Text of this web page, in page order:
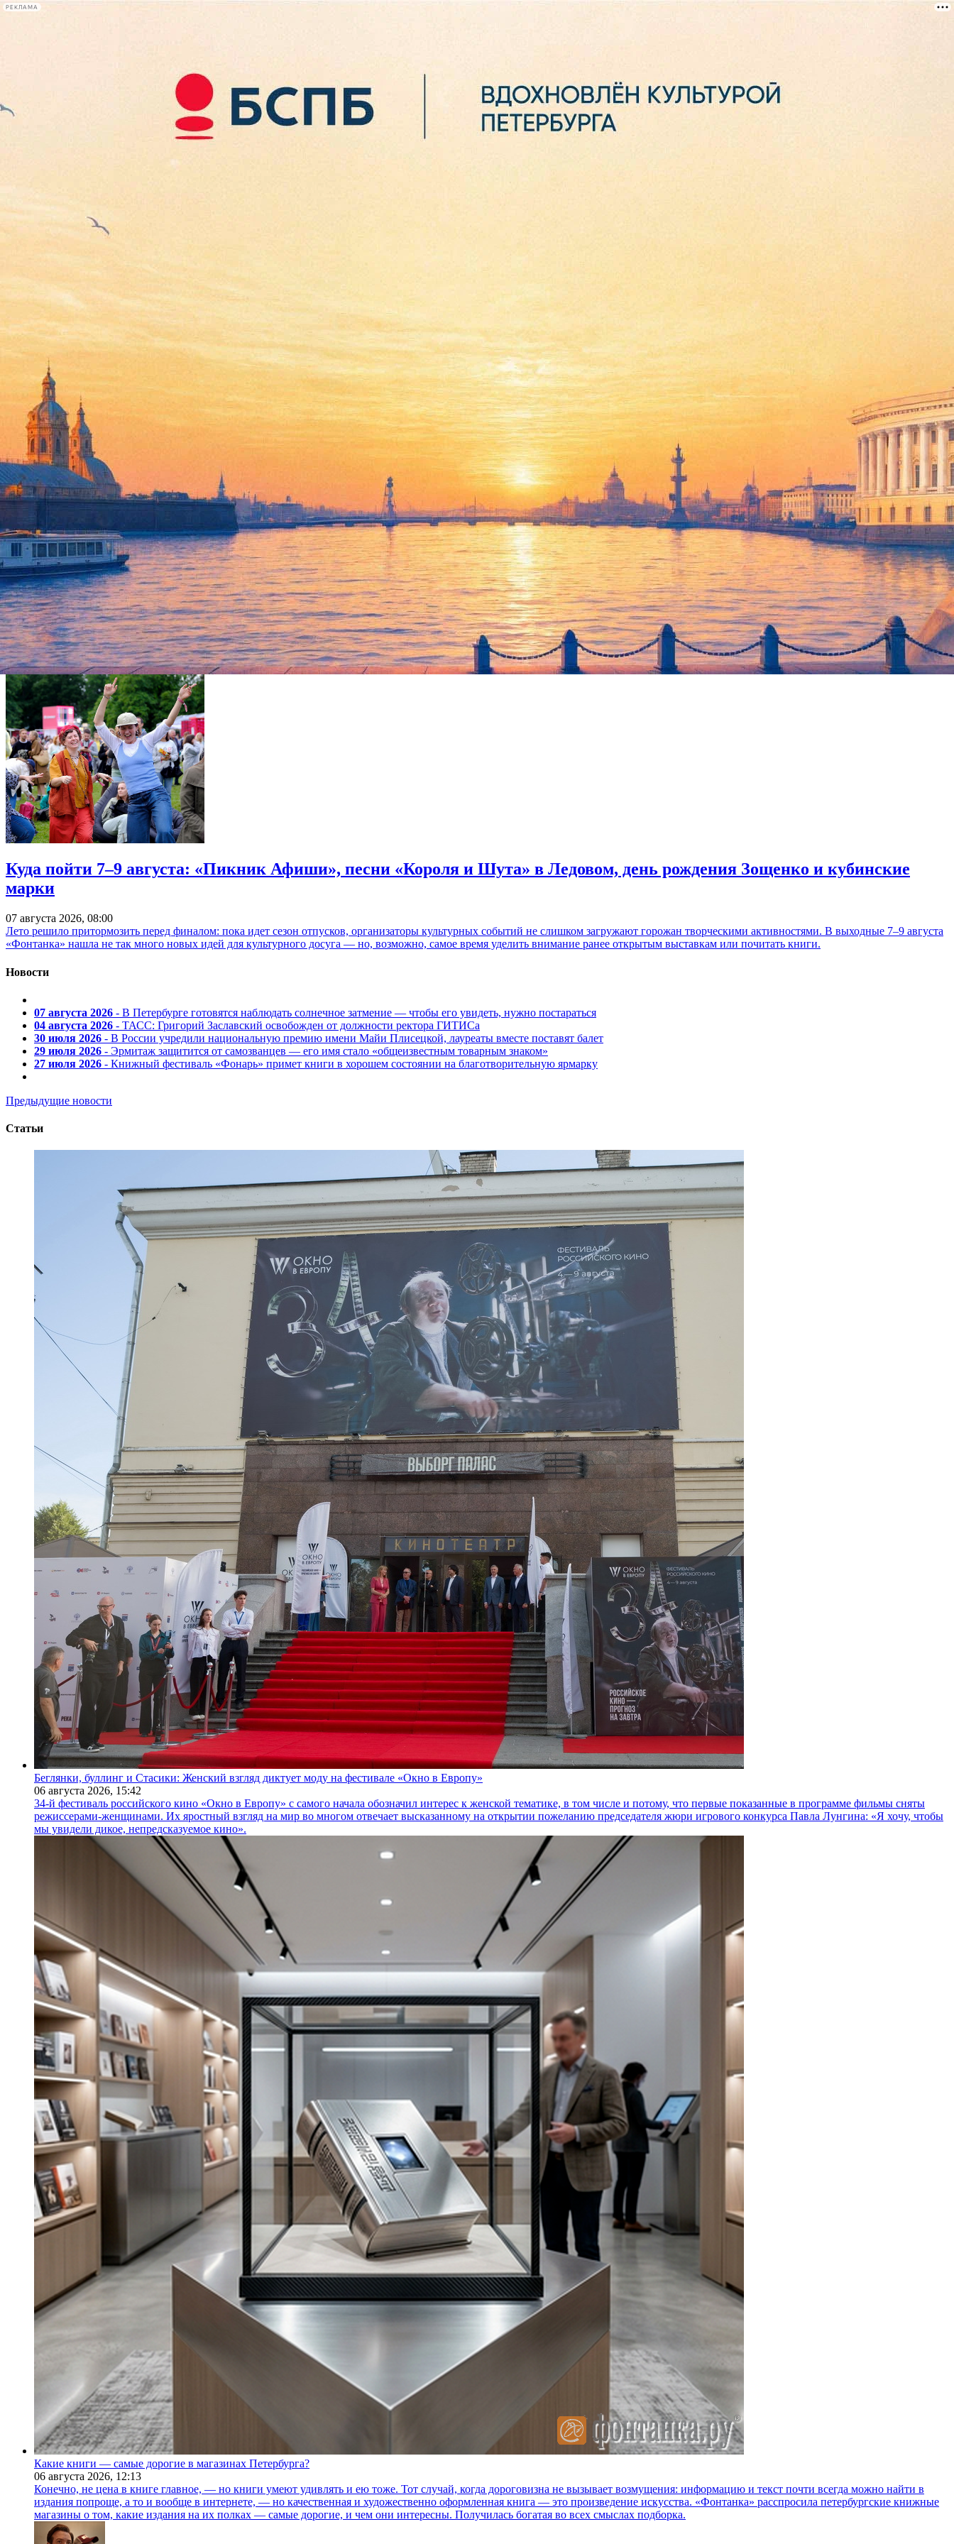
РЕКЛАМА
лекции
книги
Хабенский обсудил «Собибор» с Папой Римским
19 декабря 2018,
Актер и режиссер Константин Хабенский встретился с Папой Римским, передал ему диск с фильмом «Собибор» и получил благословение, сообщают российские СМИ со ссылкой на пресс-
службу кинопроекта. Уточняется, что встреча произошла в 19 декабря в Ватикане.
«Его Святейшество обратил внимание на особую своевременность и важность темы, а также на тот факт, что Константин Хабенский решил взяться за неё в своём дебютном фильме», —
говорится в сообщении пресс-службы.
Картина«Собибор»была выдвинута российским оскаровским комитетом на американскую кинопремию, но не попала в шорт-лист
. Лента вышла в российский прокат 3 мая 2018 года. В ней
повествуется о восстании узников концлагеря Собибор в октябре 1943 года, которое стало единственным успешным за время войны. В съёмках участвовали Константин Хабенский,
Кристофер Ламберт, Михалина Ольшанска, Мария Кожевникова и другие российские и зарубежные актеры. Сейчас речь идёт о том, чтобы команда «Собибора» сняла при поддержке
Минкульталенту о Нюрнбергском процессе.
«Фонтанка.ру»
Читайте также:
Netflix купил права на сериал «Троцкий» с Хабенским
Куда пойти 7–9 августа: «Пикник Афиши», песни «Короля и Шута» в Ледовом, день рождения Зощенко и кубинские
марки
07 августа 2026, 08:00
Лето решило притормозить перед финалом: пока идет сезон отпусков, организаторы культурных событий не слишком загружают горожан творческими активностями. В выходные 7–9 августа
«Фонтанка» нашла не так много новых идей для культурного досуга — но, возможно, самое время уделить внимание ранее открытым выставкам или почитать книги.
Новости
07 августа 2026 - В Петербурге готовятся наблюдать солнечное затмение — чтобы его увидеть, нужно постараться
04 августа 2026 - ТАСС: Григорий Заславский освобожден от должности ректора ГИТИСа
30 июля 2026 - В России учредили национальную премию имени Майи Плисецкой, лауреаты вместе поставят балет
29 июля 2026 - Эрмитаж защитится от самозванцев — его имя стало «общеизвестным товарным знаком»
27 июля 2026 - Книжный фестиваль «Фонарь» примет книги в хорошем состоянии на благотворительную ярмарку
Предыдущие новости
Статьи
Беглянки, буллинг и Стасики: Женский взгляд диктует моду на фестивале «Окно в Европу»
06 августа 2026, 15:42
34-й фестиваль российского кино «Окно в Европу» с самого начала обозначил интерес к женской тематике, в том числе и потому, что первые показанные в программе фильмы сняты
режиссерами-женщинами. Их яростный взгляд на мир во многом отвечает высказанному на открытии пожеланию председателя жюри игрового конкурса Павла Лунгина: «Я хочу, чтобы
мы увидели дикое, непредсказуемое кино».
Какие книги — самые дорогие в магазинах Петербурга?
06 августа 2026, 12:13
Конечно, не цена в книге главное, — но книги умеют удивлять и ею тоже. Тот случай, когда дороговизна не вызывает возмущения: информацию и текст почти всегда можно найти в
издания попроще, а то и вообще в интернете, — но качественная и художественно оформленная книга — это произведение искусства. «Фонтанка» расспросила петербургские книжные
магазины о том, какие издания на их полках — самые дорогие, и чем они интересны. Получилась богатая во всех смыслах подборка.